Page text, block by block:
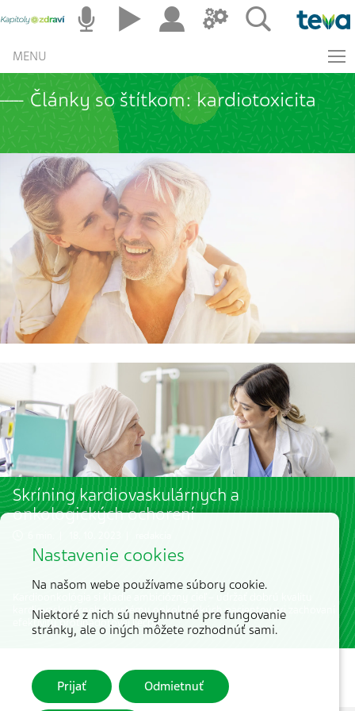
MENU
Články so štítkom: kardiotoxicita
Skríning kardiovaskulárnych a
onkologických ochorení
kardiovaskulárneho systému onkologických pacientov pri zachovaní
efektivity protinádorovej liečby.
Nastavenie cookies
Na našom webe používame súbory cookie.
Niektoré z nich sú nevyhnutné pre fungovanie
stránky, ale o iných môžete rozhodnúť sami.
Prijať Odmietnuť